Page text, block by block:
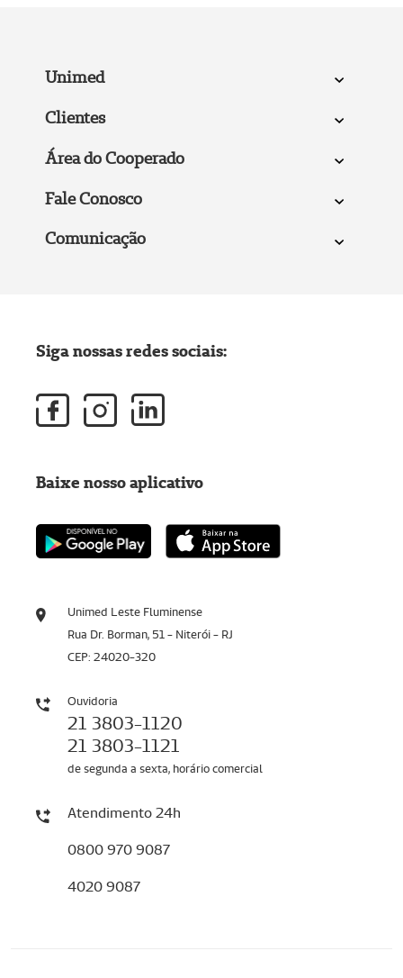
Unimed
Clientes
Área do Cooperado
Fale Conosco
Comunicação
Unimed Leste Fluminense
Rua Dr. Borman, 51 - Niterói - RJ
CEP: 24020-320
Ouvidoria
21 3803-1120
21 3803-1121
de segunda a sexta, horário comercial
Atendimento 24h
0800 970 9087
4020 9087
Siga nossas redes sociais:
Baixe nosso aplicativo